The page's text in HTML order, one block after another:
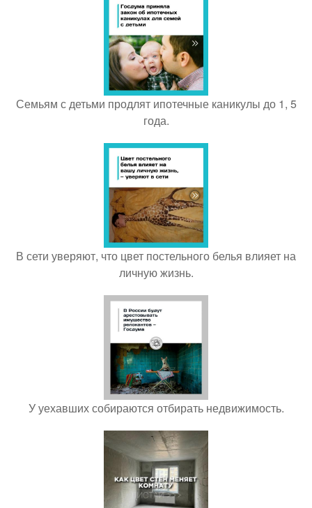
Семьям с детьми продлят ипотечные каникулы до 1, 5
года.
В сети уверяют, что цвет постельного белья влияет на
личную жизнь.
У уехавших собираются отбирать недвижимость.